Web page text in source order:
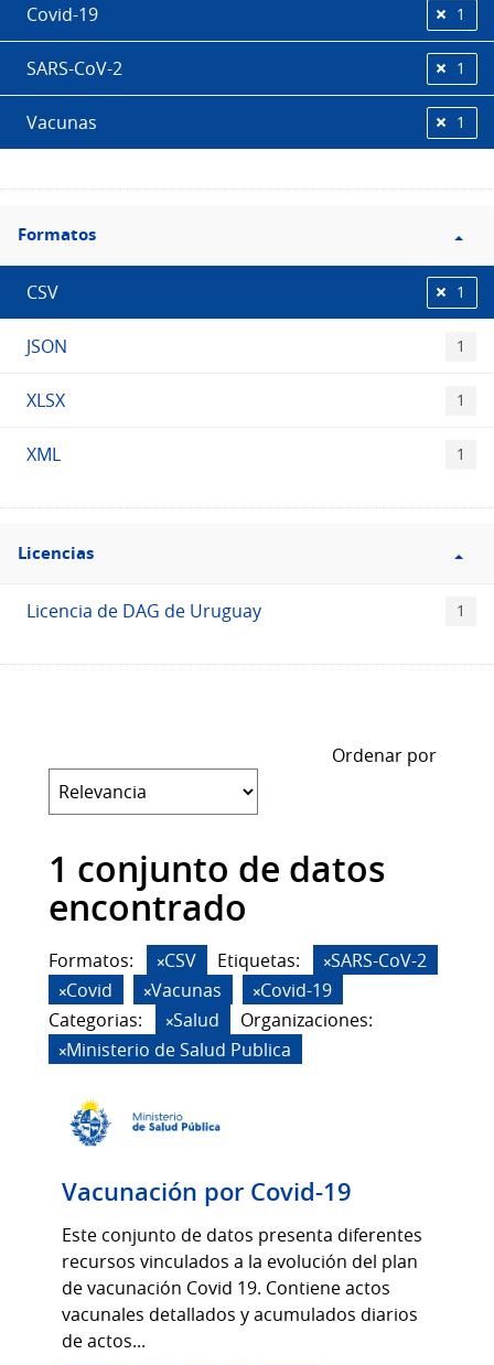
Covid-19 1
SARS-CoV-2 1
Vacunas 1
Filtro
Formatos
Formatos
CSV 1
JSON 1
XLSX 1
XML 1
Filtro
Licencias
Licencias
Licencia de DAG de Uruguay 1
Ordenar por
1 conjunto de datos
encontrado
Formatos: CSV Etiquetas:
SARS-CoV-2
Covid
Vacunas
Covid-19
Categorias:
Salud
Organizaciones:
Ministerio de Salud Publica
Vacunación por Covid-19
Este conjunto de datos presenta diferentes
recursos vinculados a la evolución del plan
de vacunación Covid 19. Contiene actos
vacunales detallados y acumulados diarios
de actos...